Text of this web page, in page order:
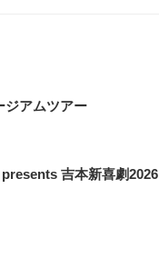
ジアムツアー
吉本新喜劇2026